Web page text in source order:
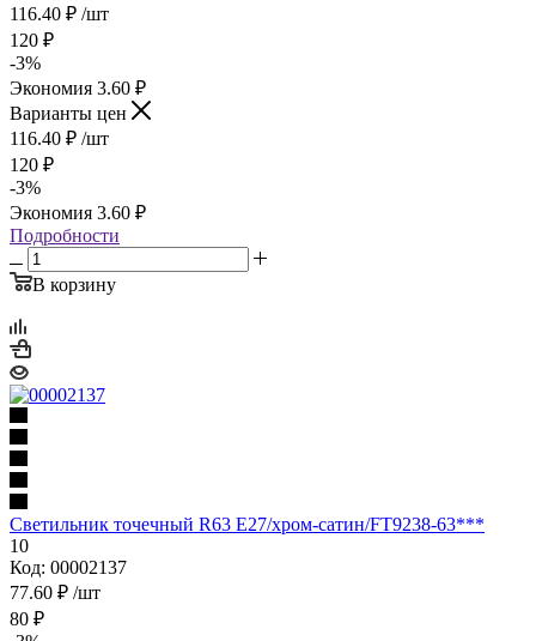
116.40 ₽ /шт
120 ₽
-3%
Экономия 3.60 ₽
Варианты цен
116.40 ₽ /шт
120 ₽
-3%
Экономия 3.60 ₽
Подробности
В корзину
Светильник точечный R63 Е27/хром-сатин/FT9238-63***
10
Код: 00002137
77.60 ₽ /шт
80 ₽